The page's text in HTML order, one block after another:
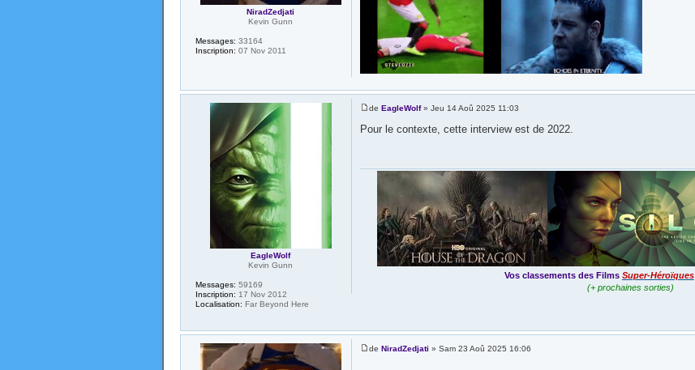
NiradZedjati
Kevin Gunn
Messages: 33164
Inscription: 07 Nov 2011
de EagleWolf» Jeu 14 Aoû 2025 11:03
Pour le contexte, cette interview est de 2022.
Vos classements des Films Super-Héroïques
(+ prochaines sorties)
EagleWolf
Kevin Gunn
Messages: 59169
Inscription: 17 Nov 2012
Localisation: Far Beyond Here
de NiradZedjati » Sam 23 Aoû 2025 16:06